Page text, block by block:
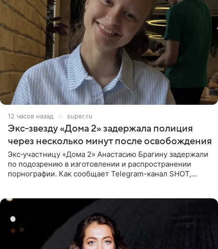
12 часов назад super.ru
Экс‑звезду «Дома 2» задержала полиция
через несколько минут после освобождения
Экс‑участницу «Дома 2» Анастасию Брагину задержали
по подозрению в изготовлении и распространении
порнографии. Как сообщает Telegram-канал SHOT,